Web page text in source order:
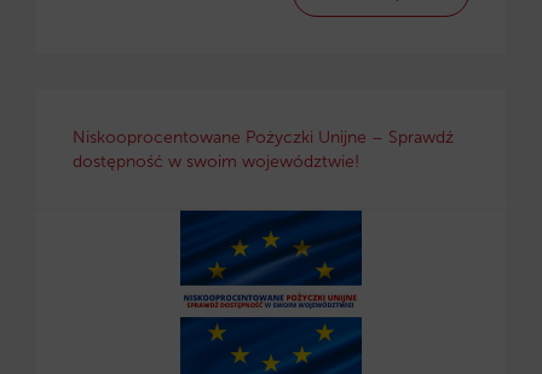
Niskooprocentowane Pożyczki Unijne – Sprawdź
dostępność w swoim województwie!